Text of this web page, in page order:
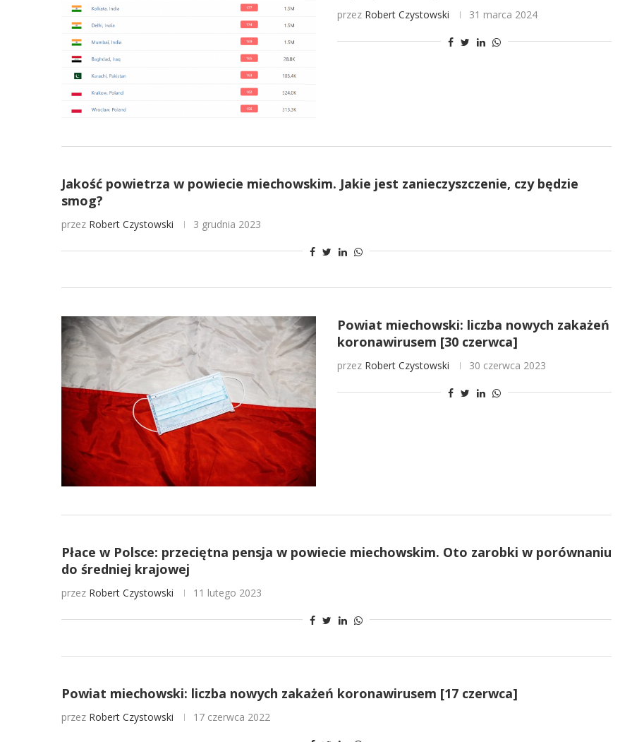
przez Robert Czystowski 31 marca 2024
Jakość powietrza w powiecie miechowskim. Jakie jest zanieczyszczenie, czy będzie
smog?
przez Robert Czystowski 3 grudnia 2023
Powiat miechowski: liczba nowych zakażeń
koronawirusem [30 czerwca]
przez Robert Czystowski 30 czerwca 2023
Płace w Polsce: przeciętna pensja w powiecie miechowskim. Oto zarobki w porównaniu
do średniej krajowej
przez Robert Czystowski 11 lutego 2023
Powiat miechowski: liczba nowych zakażeń koronawirusem [17 czerwca]
przez Robert Czystowski 17 czerwca 2022